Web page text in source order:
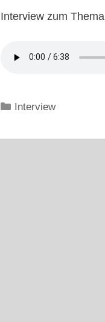
Interview zum
Kategorien
Interview